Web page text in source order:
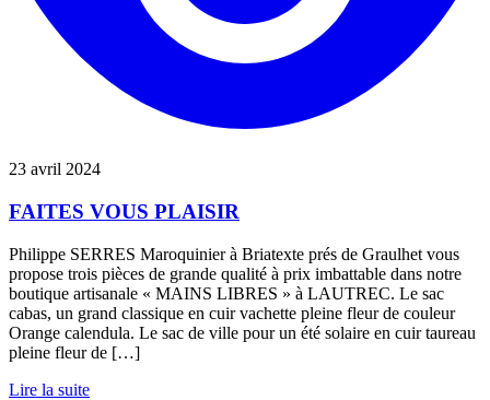
23 avril 2024
FAITES VOUS PLAISIR
Philippe SERRES Maroquinier à Briatexte prés de Graulhet vous
propose trois pièces de grande qualité à prix imbattable dans notre
boutique artisanale « MAINS LIBRES » à LAUTREC. Le sac
cabas, un grand classique en cuir vachette pleine fleur de couleur
Orange calendula. Le sac de ville pour un été solaire en cuir taureau
pleine fleur de […]
Lire la suite